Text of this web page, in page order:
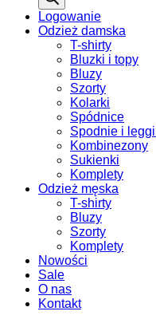
Logowanie
Odzież damska
T-shirty
Bluzki i topy
Bluzy
Szorty
Kolarki
Spódnice
Spodnie i
Kombinezony
Sukienki
Komplety
Odzież męska
T-shirty
Bluzy
Szorty
Komplety
Nowości
Sale
O nas
Kontakt